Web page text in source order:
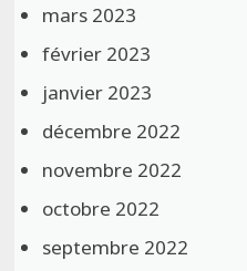
mars 2023
février 2023
janvier 2023
décembre 2022
novembre 2022
octobre 2022
septembre 2022